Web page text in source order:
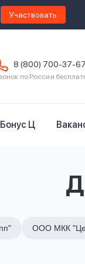
Участвовать
8 (800) 700-37-67
по России
Бонус Ц
ООО МКК